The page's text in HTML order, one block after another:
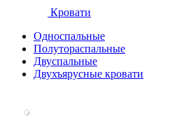
Кровати
Односпальные
Полутораспальные
Двуспальные
Двухъярусные кровати